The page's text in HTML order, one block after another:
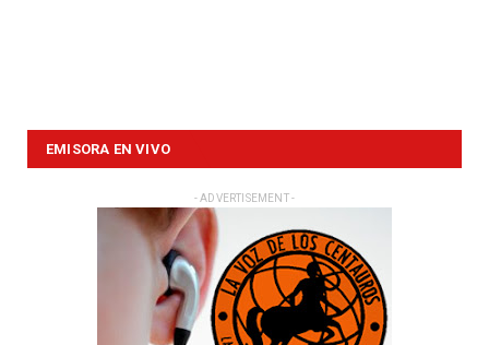
EMISORA EN VIVO
- ADVERTISEMENT -